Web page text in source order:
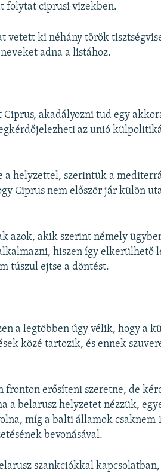
folytat ciprusi vizekben.
vetett ki néhány török
adna a listához.
Ciprus, akadályozni tud egy
az unió
helyzettel, szerintük a
Ciprus nem először jár külön
azok, akik szerint némely
hiszen így elkerülhető
túszul ejtse a döntést.
a legtöbben úgy vélik, hogy a
közé tartozik, és ennek
fronton erősíteni szeretne, de
a belarusz helyzetet nézzük,
míg a balti államok csaknem
bevonásával.
szankciókkal